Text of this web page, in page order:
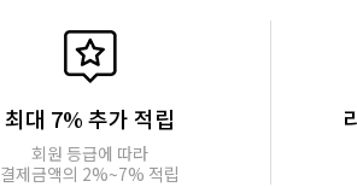
최대 7% 추가 적립
회원 등급에 따라
결제금액의 2%~7% 적립